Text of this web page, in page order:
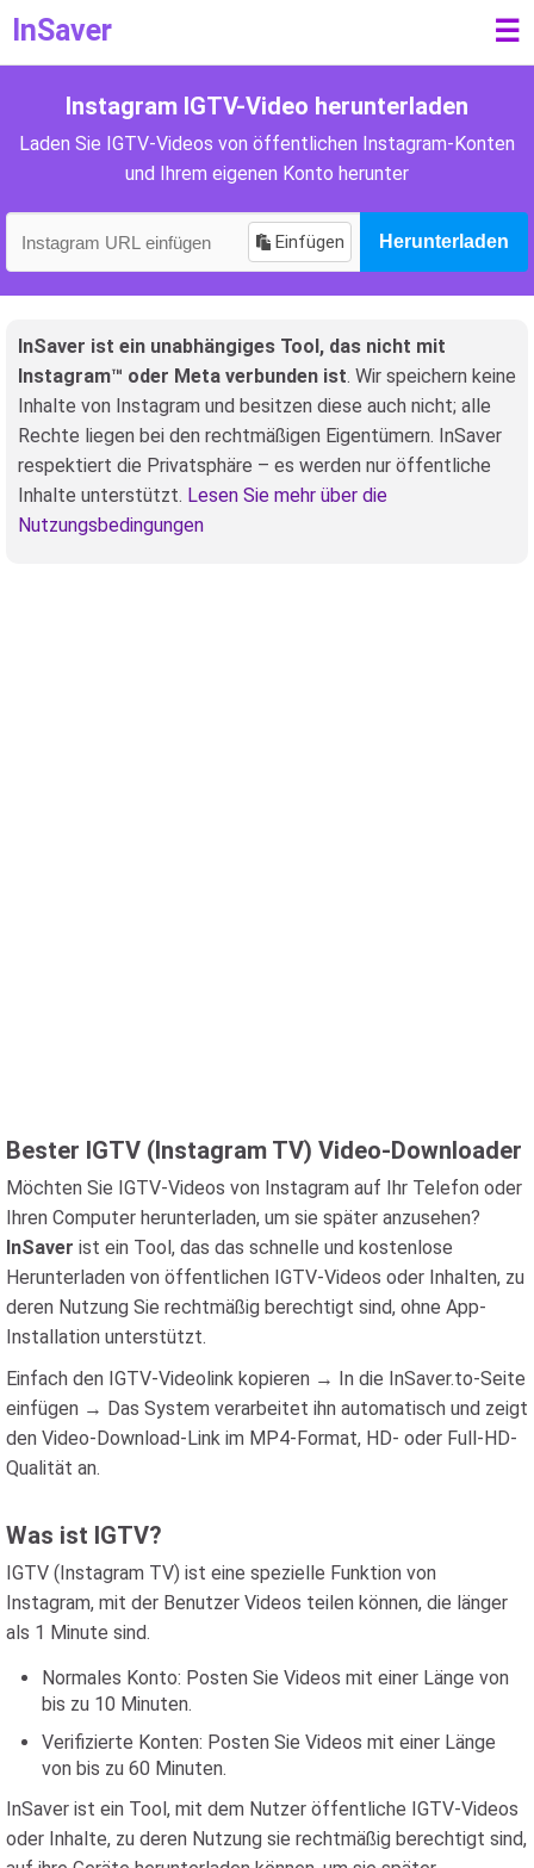
InSaver ☰
Instagram IGTV-Video herunterladen
Laden Sie IGTV-Videos von öffentlichen Instagram-Konten
und Ihrem eigenen Konto herunter
Einfügen Herunterladen
InSaver ist ein unabhängiges Tool, das nicht mit
Instagram™ oder Meta verbunden ist. Wir speichern keine
Inhalte von Instagram und besitzen diese auch nicht; alle
Rechte liegen bei den rechtmäßigen Eigentümern. InSaver
respektiert die Privatsphäre – es werden nur öffentliche
Inhalte unterstützt. Lesen Sie mehr über die
Nutzungsbedingungen
Bester IGTV (Instagram TV) Video-Downloader
Möchten Sie IGTV-Videos von Instagram auf Ihr Telefon oder
Ihren Computer herunterladen, um sie später anzusehen?
InSaver ist ein Tool, das das schnelle und kostenlose
Herunterladen von öffentlichen IGTV-Videos oder Inhalten, zu
deren Nutzung Sie rechtmäßig berechtigt sind, ohne App-
Installation unterstützt.
Einfach den IGTV-Videolink kopieren → In die InSaver.to-Seite
einfügen → Das System verarbeitet ihn automatisch und zeigt
den Video-Download-Link im MP4-Format, HD- oder Full-HD-
Qualität an.
Was ist IGTV?
IGTV (Instagram TV) ist eine spezielle Funktion von
Instagram, mit der Benutzer Videos teilen können, die länger
als 1 Minute sind.
Normales Konto: Posten Sie Videos mit einer Länge von
bis zu 10 Minuten.
Verifizierte Konten: Posten Sie Videos mit einer Länge
von bis zu 60 Minuten.
InSaver ist ein Tool, mit dem Nutzer öffentliche IGTV-Videos
oder Inhalte, zu deren Nutzung sie rechtmäßig berechtigt sind,